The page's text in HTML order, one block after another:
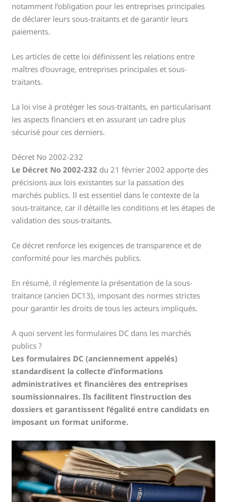
notamment l’obligation pour les entreprises principales
de déclarer leurs sous-traitants et de garantir leurs
paiements.
Les articles de cette loi définissent les relations entre
maîtres d’ouvrage, entreprises principales et sous-
traitants.
La loi vise à protéger les sous-traitants, en particularisant
les aspects financiers et en assurant un cadre plus
sécurisé pour ces derniers.
Décret No 2002-232
Le Décret No 2002-232 du 21 février 2002 apporte des
précisions aux lois existantes sur la passation des
marchés publics. Il est essentiel dans le contexte de la
sous-traitance, car il détaille les conditions et les étapes de
validation des sous-traitants.
Ce décret renforce les exigences de transparence et de
conformité pour les marchés publics.
En résumé, il réglemente la présentation de la sous-
traitance (ancien DC13), imposant des normes strictes
pour garantir les droits de tous les acteurs impliqués.
A quoi servent les formulaires DC dans les marchés
publics ?
Les formulaires DC (anciennement appelés)
standardisent la collecte d’informations
administratives et financières des entreprises
soumissionnaires. Ils facilitent l’instruction des
dossiers et garantissent l’égalité entre candidats en
imposant un format uniforme.